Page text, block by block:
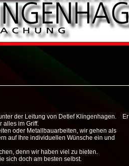
der Leitung von Detlef Klingenhagen. Er
alles im Griff.
oder Metallbauarbeiten, wir gehen als
auf Ihre individuellen Wünsche ein und
denn wir haben viel zu bieten.
sich doch am besten selbst.